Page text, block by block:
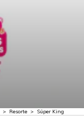
> Resorte > Súper King